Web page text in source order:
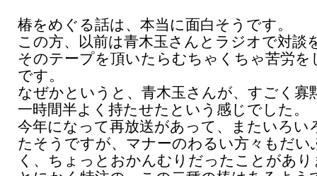
椿をめぐる話は、本当に面白そうです。
この方、以前は青木玉さんとラジオで対談
そのテープを頂いたらむちゃくちゃ苦労を
です。
なぜかというと、青木玉さんが、すごく寡
一時間半よく持たせたという感じでした。
今年になって再放送があって、またいろい
たそうですが、マナーのわるい方々もだい
く、ちょっとおかんむりだったことがあ